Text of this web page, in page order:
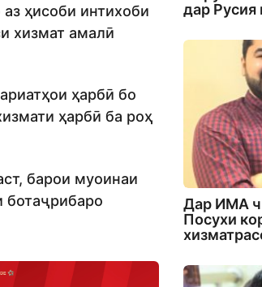
ҳисоби интихоби
хизмат амалӣ
ҳарбӣ бо
ҳарбӣ ба роҳ
барои муоинаи
ботаҷрибаро
дар
Дар ИМА
Посухи